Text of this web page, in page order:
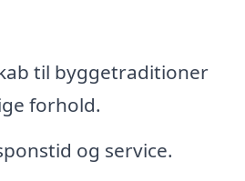
til byggetraditioner
forhold.
og service.